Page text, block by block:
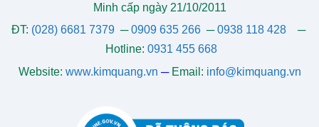
Minh cấp ngày 21/10/2011
ĐT: (028) 6681 7379 ─0909 635 266─0938 118 428─
Hotline: 0931 455 668
Website: www.kimquang.vn ─ Email: info@kimquang.vn